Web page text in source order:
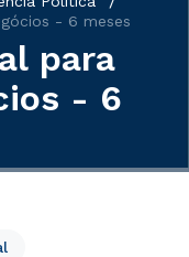
- 6 meses
para
- 6